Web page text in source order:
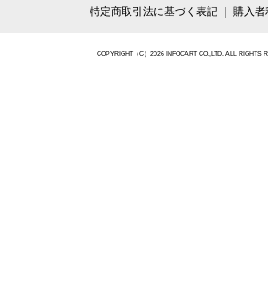
特定商取引法に基づく表記
購入者
COPYRIGHT（C）2026 INFOCART CO.,LTD. ALL RIGHTS